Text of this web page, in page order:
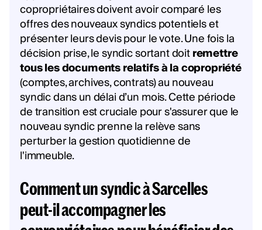
copropriétaires doivent avoir comparé les
offres des nouveaux syndics potentiels et
présenter leurs devis pour le vote. Une fois la
décision prise, le syndic sortant doitremettre
tous les documents relatifs à la copropriété
(comptes, archives, contrats) au nouveau
syndic dans un délai d’un mois. Cette période
de transition est cruciale pour s'assurer que le
nouveau syndic prenne la relève sans
perturber la gestion quotidienne de
l'immeuble.
Comment un syndic à Sarcelles
peut-il accompagner les